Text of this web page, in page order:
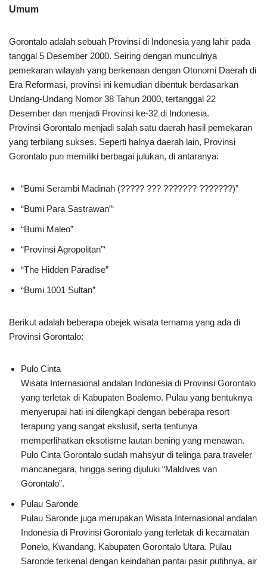
Umum
Gorontalo adalah sebuah Provinsi di Indonesia yang lahir pada
tanggal 5 Desember 2000. Seiring dengan munculnya
pemekaran wilayah yang berkenaan dengan Otonomi Daerah di
Era Reformasi, provinsi ini kemudian dibentuk berdasarkan
Undang-Undang Nomor 38 Tahun 2000, tertanggal 22
Desember dan menjadi Provinsi ke-32 di Indonesia.
Provinsi Gorontalo menjadi salah satu daerah hasil pemekaran
yang terbilang sukses. Seperti halnya daerah lain, Provinsi
Gorontalo pun memiliki berbagai julukan, di antaranya:
“Bumi Serambi Madinah (????? ??? ??????? ???????)”
“Bumi Para Sastrawan”‘
“Bumi Maleo”
“Provinsi Agropolitan”‘
“The Hidden Paradise”
“Bumi 1001 Sultan”
Berikut adalah beberapa obejek wisata ternama yang ada di
Provinsi Gorontalo:
Pulo Cinta
Wisata Internasional andalan Indonesia di Provinsi Gorontalo
yang terletak di Kabupaten Boalemo. Pulau yang bentuknya
menyerupai hati ini dilengkapi dengan beberapa resort
terapung yang sangat ekslusif, serta tentunya
memperlihatkan eksotisme lautan bening yang menawan.
Pulo Cinta Gorontalo sudah mahsyur di telinga para traveler
mancanegara, hingga sering dijuluki “Maldives van
Gorontalo”.
Pulau Saronde
Pulau Saronde juga merupakan Wisata Internasional andalan
Indonesia di Provinsi Gorontalo yang terletak di kecamatan
Ponelo, Kwandang, Kabupaten Gorontalo Utara. Pulau
Saronde terkenal dengan keindahan pantai pasir putihnya, air